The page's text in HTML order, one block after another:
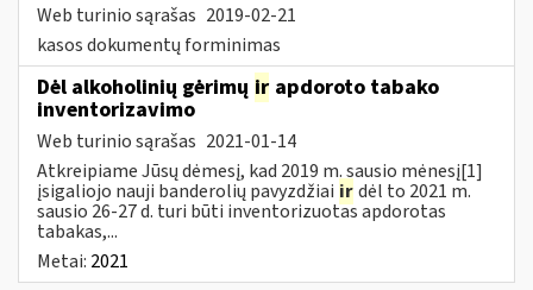
Web turinio sąrašas 2019-02-21
kasos dokumentų forminimas
Dėl alkoholinių gėrimų ir apdoroto tabako
inventorizavimo
Web turinio sąrašas 2021-01-14
Atkreipiame Jūsų dėmesį, kad 2019 m. sausio mėnesį[1]
įsigaliojo nauji banderolių pavyzdžiai irdėl to 2021 m.
sausio 26-27 d. turi būti inventorizuotas apdorotas
tabakas,...
Metai: 2021